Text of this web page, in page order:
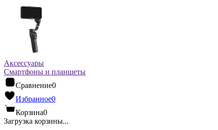
Аксессуары
Смартфоны и планшеты
Сравнение0
Избранное0
Корзина0
Загрузка корзины...